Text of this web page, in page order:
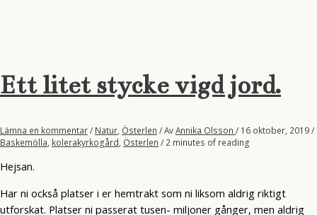
med
saltstänkt
Ett litet stycke vigd jord.
Lämna en kommentar/ Natur Österlen / AvAnnika Olsson / 16 oktober, 2019/
Baskemölla kolerakyrkogård Österlen / 2 minutes of reading
Hejsan.
Har ni också platser i er hemtrakt som ni liksom aldrig riktigt
utforskat. Platser ni passerat tusen- miljoner gånger, men aldrig